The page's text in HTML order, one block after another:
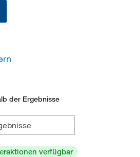
der Ergebnisse
verfügbar